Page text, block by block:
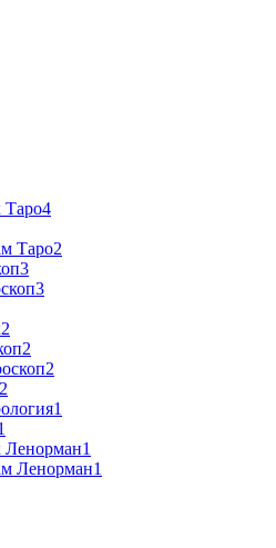
Таро4
Таро2
3
3
2
2
2
2
1
Ленорман1
Ленорман1